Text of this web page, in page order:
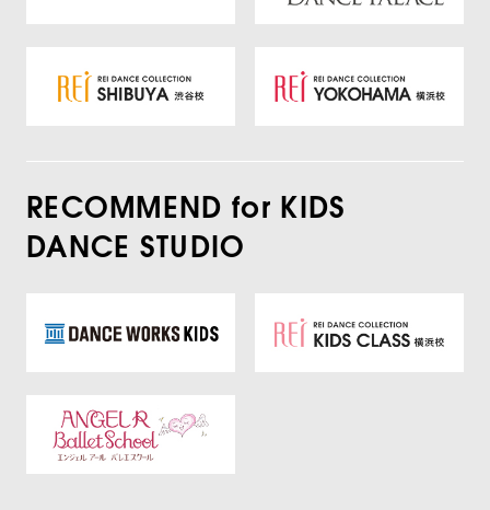
RECOMMEND for KIDS
DANCE STUDIO